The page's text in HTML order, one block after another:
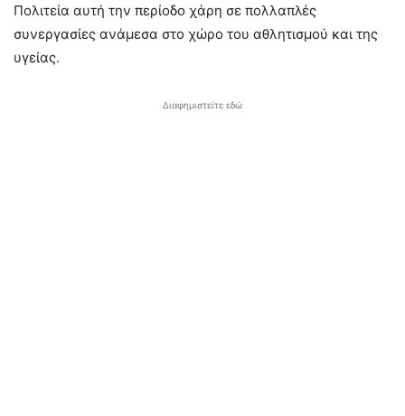
Πολιτεία αυτή την περίοδο χάρη σε πολλαπλές
συνεργασίες ανάμεσα στο χώρο του αθλητισμού και της
υγείας.
Διαφημιστείτε εδώ